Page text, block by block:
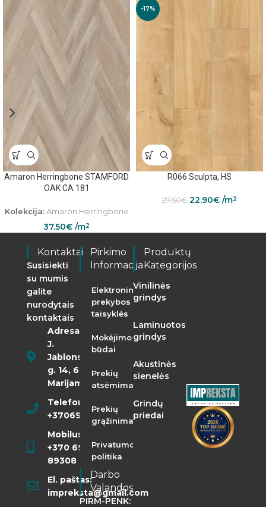
Amaron Herringbone STAMFORD
OAK CA 181
Kolekcija:Amaron Herringbone
37.50€ /m2
-17%
R066 Sculpta, HS
27.50€ 22.90€ /m2
Kontaktai
Susisiekti
su mumis
galite
nurodytais
kontaktais
Adresas:
J.
Jablonskio
g. 14, 68290
Marijampolė
Telefonas:
+37069855400
Mobilusis:
+370 698
89308
El. paštas:
impreksta@gmail.com
Pirkimo
Informacija
Elektroninės
prekybos
taisyklės
Mokėjimo
būdai
Prekių
atsėmimas
Prekių
grąžinimas
Privatumo
politika
Darbo
Valandos
PIRM-PENK:
Produktų
Kategorijos
Vinilinės
grindys
Laminuotos
grindys
Akustinės
sienelės
Grindų
priedai